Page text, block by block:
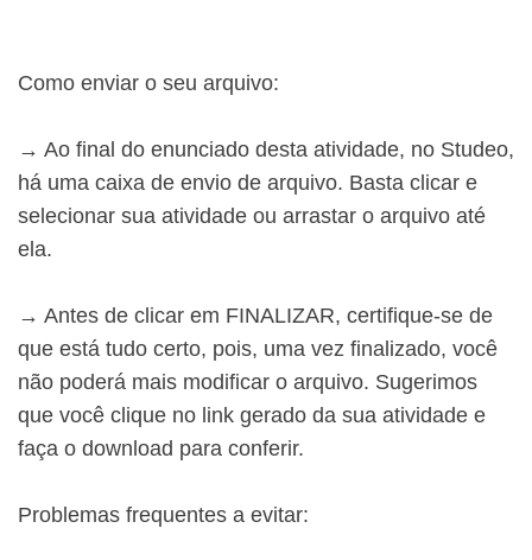
Como enviar o seu arquivo:
→ Ao final do enunciado desta atividade, no Studeo,
há uma caixa de envio de arquivo. Basta clicar e
selecionar sua atividade ou arrastar o arquivo até
ela.
→ Antes de clicar em FINALIZAR, certifique-se de
que está tudo certo, pois, uma vez finalizado, você
não poderá mais modificar o arquivo. Sugerimos
que você clique no link gerado da sua atividade e
faça o download para conferir.
Problemas frequentes a evitar: